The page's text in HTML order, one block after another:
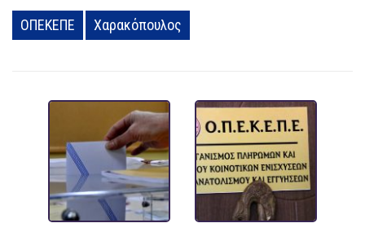
ΟΠΕΚΕΠΕ Χαρακόπουλος